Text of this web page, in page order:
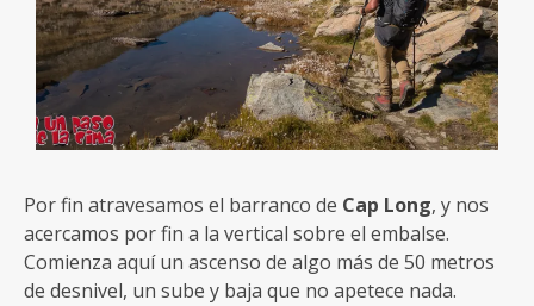
Por fin atravesamos el barranco de Cap Long, y nos
acercamos por fin a la vertical sobre el embalse.
Comienza aquí un ascenso de algo más de 50 metros
de desnivel, un sube y baja que no apetece nada.